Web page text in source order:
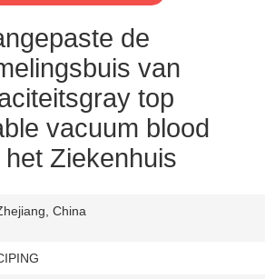
de
van
top
vacuum blood
Ziekenhuis
China